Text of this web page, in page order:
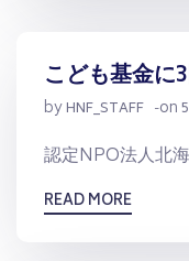
こども基金に
byHNF_STAFF -on
認定NPO法人北
READ MORE